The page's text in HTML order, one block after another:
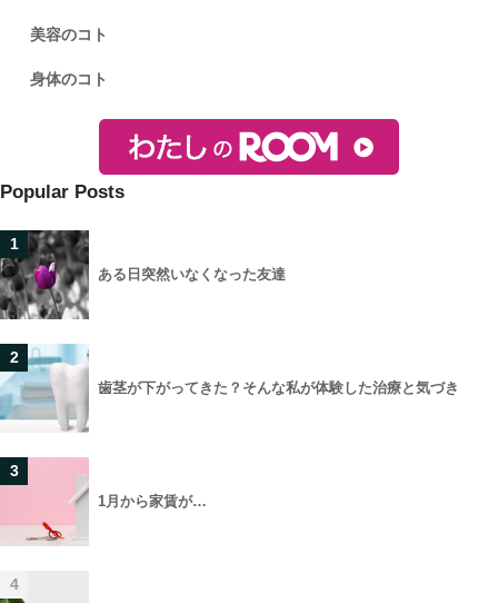
美容のコト
身体のコト
Popular Posts
1
ある日突然いなくなった友達
2
歯茎が下がってきた？そんな私が体験した治療と気づき
3
1月から家賃が…
4